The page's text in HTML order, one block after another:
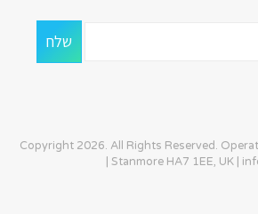
© Copyright 2026. All Rights Reserved.
| Stanmore HA7 1EE, UK |